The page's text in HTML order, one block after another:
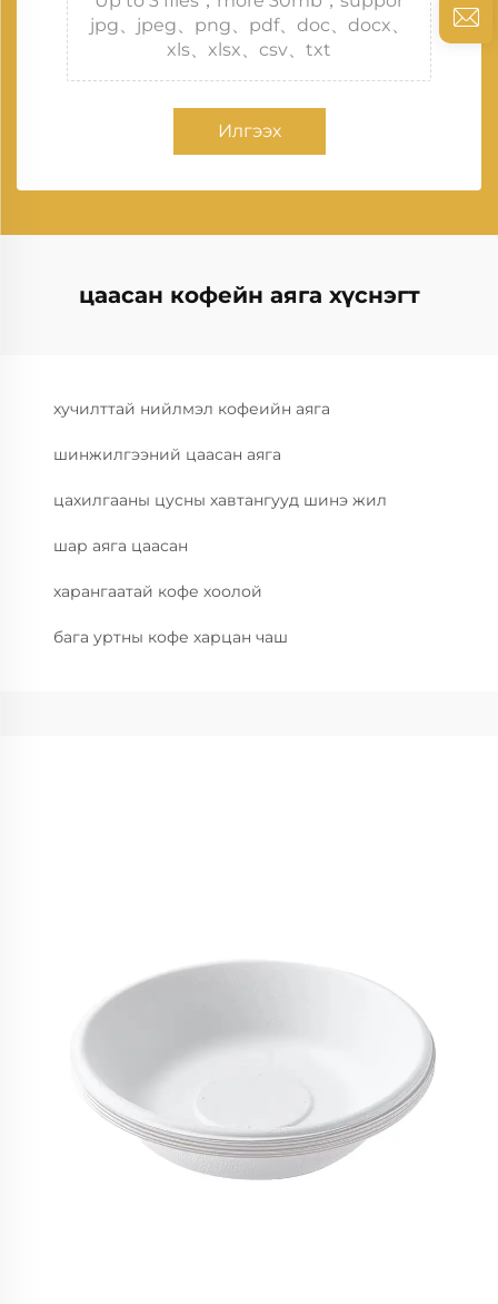
jpg、jpeg、png、pdf、doc、docx、
xls、xlsx、csv、txt
Илгээх
цаасан кофейн аяга хүснэгт
хучилттай нийлмэл кофеийн аяга
шинжилгээний цаасан аяга
цахилгааны цусны хавтангууд шинэ жил
шар аяга цаасан
харангаатай кофе хоолой
бага уртны кофе харцан чаш